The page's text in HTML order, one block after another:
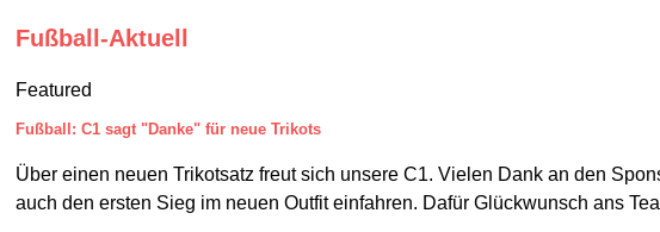
Fußball-Aktuell
Featured
Fußball: C1 sagt "Danke" für neue Trikots
Über einen neuen Trikotsatz freut sich unsere C1. Vielen Dank an den
auch den ersten Sieg im neuen Outfit einfahren. Dafür Glückwunsch ans